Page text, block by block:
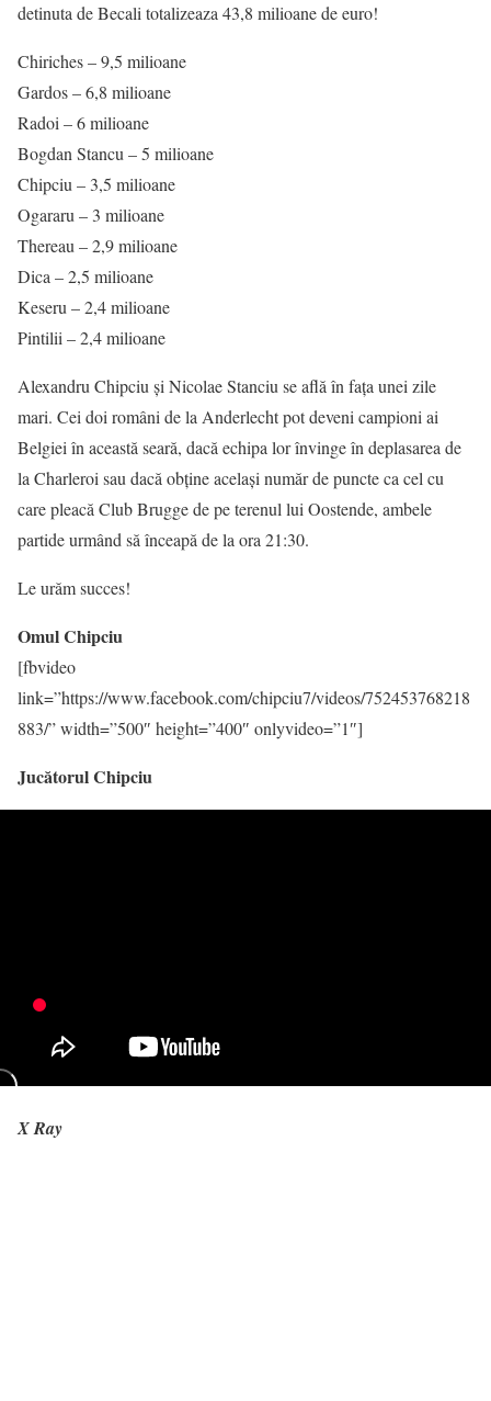
detinuta de Becali totalizeaza 43,8 milioane de euro!
Chiriches – 9,5 milioane
Gardos – 6,8 milioane
Radoi – 6 milioane
Bogdan Stancu – 5 milioane
Chipciu – 3,5 milioane
Ogararu – 3 milioane
Thereau – 2,9 milioane
Dica – 2,5 milioane
Keseru – 2,4 milioane
Pintilii – 2,4 milioane
Alexandru Chipciu şi Nicolae Stanciu se află în faţa unei zile
mari. Cei doi români de la Anderlecht pot deveni campioni ai
Belgiei în această seară, dacă echipa lor învinge în deplasarea de
la Charleroi sau dacă obţine acelaşi număr de puncte ca cel cu
care pleacă Club Brugge de pe terenul lui Oostende, ambele
partide urmând să înceapă de la ora 21:30.
Le urăm succes!
Omul Chipciu
[fbvideo
link=”https://www.facebook.com/chipciu7/videos/752453768218
883/” width=”500″ height=”400″ onlyvideo=”1″]
Jucătorul Chipciu
X Ray